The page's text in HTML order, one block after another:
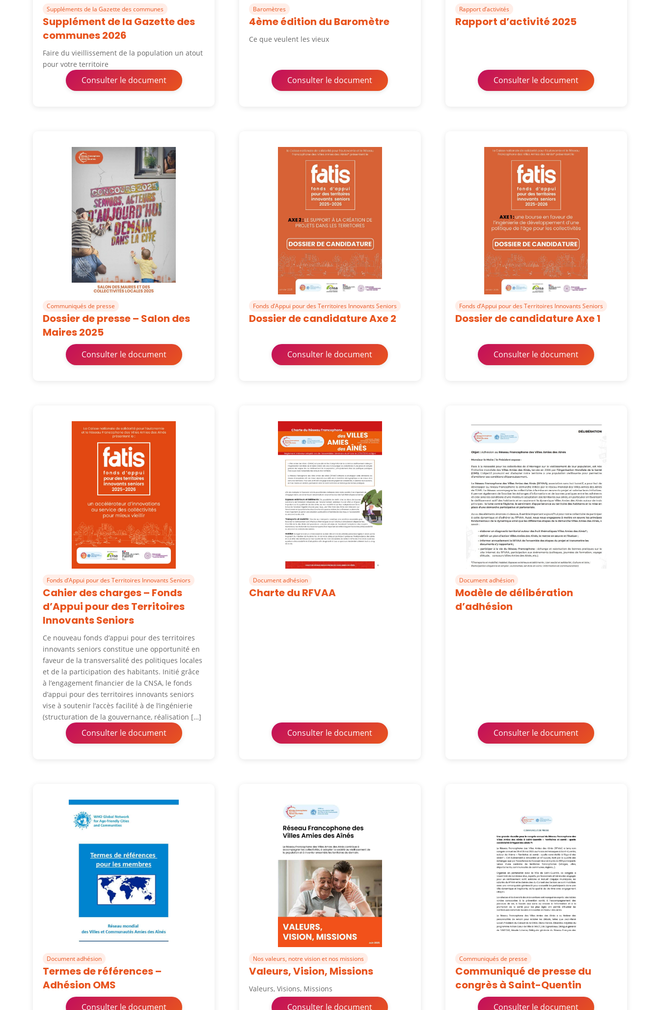
Suppléments de la Gazette des communes
Supplément de la Gazette des
communes 2026
Faire du vieillissement de la population un atout
pour votre territoire
Consulter le document
Baromètres
4ème édition du Baromètre
Ce que veulent les vieux
Consulter le document
Rapport d’activités
Rapport d’activité 2025
Consulter le document
Communiqués de presse
Dossier de presse – Salon des
Maires 2025
Consulter le document
Fonds d’Appui pour des Territoires Innovants Seniors
Dossier de candidature Axe 2
Consulter le document
Fonds d’Appui pour des Territoires Innovants Seniors
Dossier de candidature Axe 1
Consulter le document
Fonds d’Appui pour des Territoires Innovants Seniors
Cahier des charges – Fonds
d’Appui pour des Territoires
Innovants Seniors
Ce nouveau fonds d’appui pour des territoires
innovants seniors constitue une opportunité en
faveur de la transversalité des politiques locales
et de la participation des habitants. Initié grâce
à l’engagement financier de la CNSA, le fonds
d’appui pour des territoires innovants seniors
vise à soutenir l’accès facilité à de l’ingénierie
(structuration de la gouvernance, réalisation […]
Consulter le document
Document adhésion
Charte du RFVAA
Consulter le document
Document adhésion
Modèle de délibération
d’adhésion
Consulter le document
Document adhésion
Termes de références –
Adhésion OMS
Consulter le document
Nos valeurs, notre vision et nos missions
Valeurs, Vision, Missions
Valeurs, Visions, Missions
Consulter le document
Communiqués de presse
Communiqué de presse du
congrès à Saint-Quentin
Consulter le document